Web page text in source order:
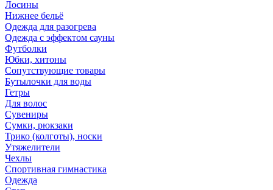
Лосины
Нижнее бельё
Одежда для разогрева
Одежда с эффектом сауны
Футболки
Юбки, хитоны
Сопутствующие товары
Бутылочки для воды
Гетры
Для волос
Сувениры
Сумки, рюкзаки
Трико (колготы), носки
Утяжелители
Чехлы
Спортивная гимнастика
Одежда